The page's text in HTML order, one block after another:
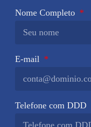
Nome Completo
E-mail
Telefone com DDD